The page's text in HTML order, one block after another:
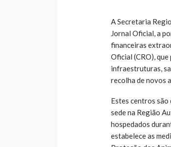
A Secretaria
Jornal Oficial, a
financeiras
Oficial (CRO),
infraestruturas,
recolha de novos
Estes centros são
sede na Região
hospedados
estabelece as